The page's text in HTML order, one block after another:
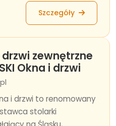
Szczegóły
drzwi zewnętrzne
Okna i drzwi
i drzwi to renomowany
stolarki